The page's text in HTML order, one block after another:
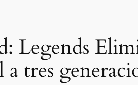
Legends
tres